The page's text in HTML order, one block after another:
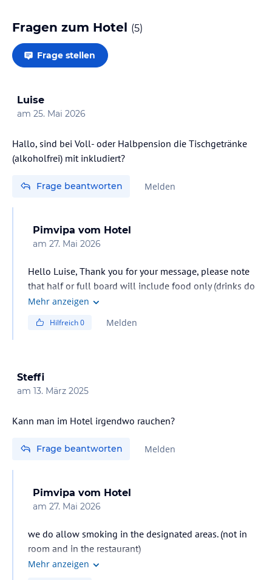
Fragen zum Hotel (5)
Frage stellen
Luise
am 25. Mai 2026
Hallo, sind bei Voll- oder Halbpension die Tischgetränke
(alkoholfrei) mit inkludiert?
Frage beantworten Melden
Pimvipa vom Hotel
am 27. Mai 2026
Hello Luise, Thank you for your message, please note
that half or full board will include food only (drinks do
not include)
Mehr anzeigen
Hilfreich0 Melden
Steffi
am 13. März 2025
Kann man im Hotel irgendwo rauchen?
Frage beantworten Melden
Pimvipa vom Hotel
am 27. Mai 2026
we do allow smoking in the designated areas. (not in
room and in the restaurant)
Mehr anzeigen